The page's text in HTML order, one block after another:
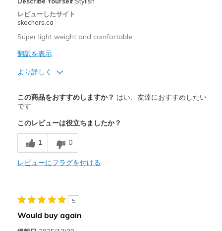
レビューしたサイト
skechers.ca
Super light weight and comfortable
翻訳を表示
より詳しく
Breathe Well
Comfortable
Stylish
商品が期待と異なったレビュー
以下に最適
Casual Wear
この商品をおすすめしますか？ はい、友達におすすめしたい
です
このレビューは役立ちましたか？
1 0
レビューにフラグを付ける
5
Would buy again